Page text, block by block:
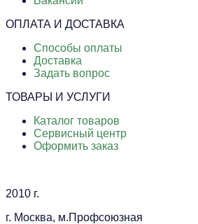
ОПЛАТА И ДОСТАВКА
Способы оплаты
Доставка
Задать вопрос
ТОВАРЫ И УСЛУГИ
Каталог товаров
Сервисный центр
Оформить заказ
2010 г.
г. Москва, м.Профсоюзная